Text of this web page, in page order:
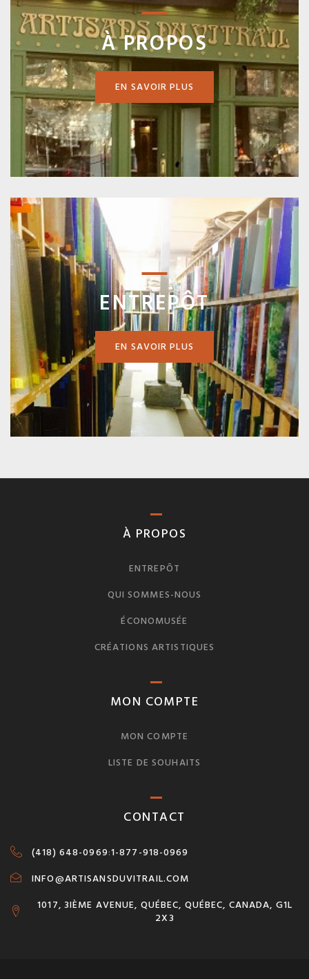
À PROPOS
EN SAVOIR PLUS
ENTREPÔT
EN SAVOIR PLUS
À PROPOS
ENTREPÔT
QUI SOMMES-NOUS
ÉCONOMUSÉE
CRÉATIONS ARTISTIQUES
MON COMPTE
MON COMPTE
LISTE DE SOUHAITS
CONTACT
(418) 648-0969:1-877-918-0969
INFO@ARTISANSDUVITRAIL.COM
1017, 3IÈME AVENUE, QUÉBEC, QUÉBEC, CANADA, G1L
2X3